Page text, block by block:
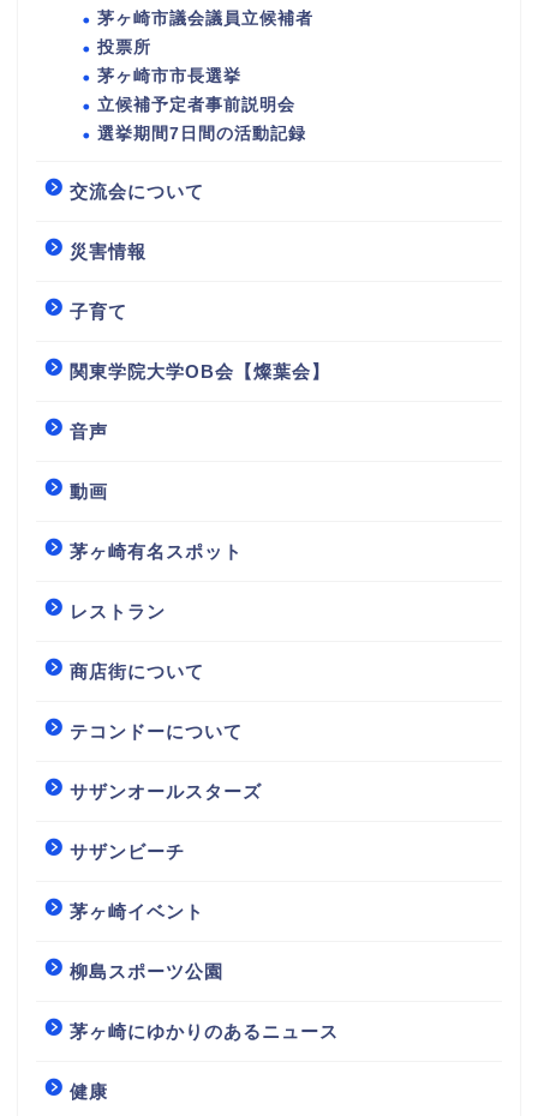
茅ヶ崎市議会議員立候補者
投票所
茅ヶ崎市市長選挙
立候補予定者事前説明会
選挙期間7日間の活動記録
交流会について
災害情報
子育て
関東学院大学OB会【燦葉会】
音声
動画
茅ヶ崎有名スポット
レストラン
商店街について
テコンドーについて
サザンオールスターズ
サザンビーチ
茅ヶ崎イベント
柳島スポーツ公園
茅ヶ崎にゆかりのあるニュース
健康